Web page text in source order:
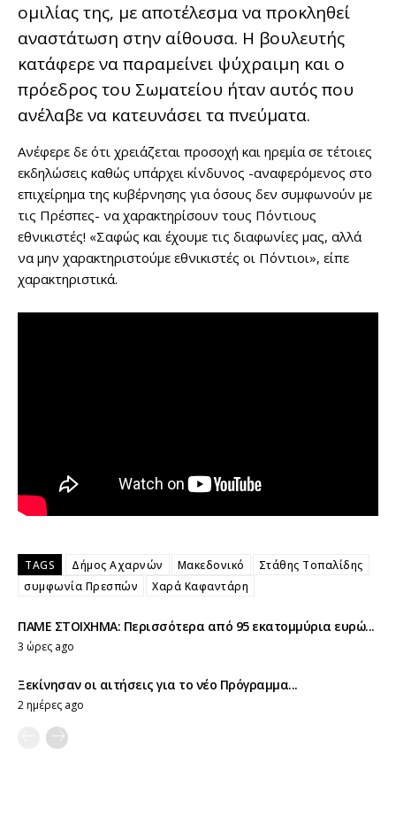
ομιλίας της, με αποτέλεσμα να προκληθεί
αναστάτωση στην αίθουσα. Η βουλευτής
κατάφερε να παραμείνει ψύχραιμη και ο
πρόεδρος του Σωματείου ήταν αυτός που
ανέλαβε να κατευνάσει τα πνεύματα.
Ανέφερε δε ότι χρειάζεται προσοχή και ηρεμία σε τέτοιες
εκδηλώσεις καθώς υπάρχει κίνδυνος -αναφερόμενος στο
επιχείρημα της κυβέρνησης για όσους δεν συμφωνούν με
τις Πρέσπες- να χαρακτηρίσουν τους Πόντιους
εθνικιστές! «Σαφώς και έχουμε τις διαφωνίες μας, αλλά
να μην χαρακτηριστούμε εθνικιστές οι Πόντιοι», είπε
χαρακτηριστικά.
TAGS Δήμος Αχαρνών Μακεδονικό
Στάθης Τοπαλίδης
συμφωνία Πρεσπών
Χαρά Καφαντάρη
ΠΑΜΕ ΣΤΟΙΧΗΜΑ: Περισσότερα από 95 εκατομμύρια ευρώ...
3 ώρες ago
Ξεκίνησαν οι αιτήσεις για το νέο Πρόγραμμα...
2 ημέρες ago